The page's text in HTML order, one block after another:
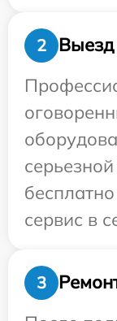
2
Выезд
сервис в
3